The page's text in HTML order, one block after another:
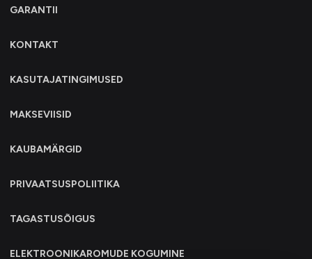
GARANTII
KONTAKT
KASUTAJATINGIMUSED
MAKSEVIISID
KAUBAMÄRGID
PRIVAATSUSPOLIITIKA
TAGASTUSÕIGUS
ELEKTROONIKAROMUDE KOGUMINE